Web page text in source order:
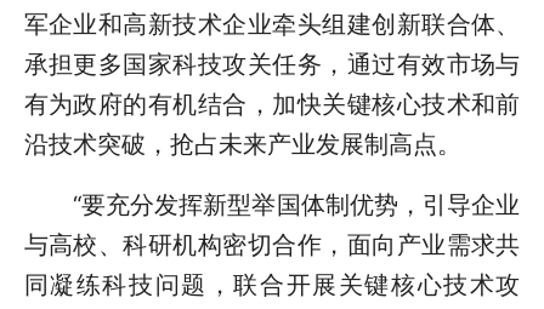
军企业和高新技术企业牵头组建创新联合体、
承担更多国家科技攻关任务，通过有效市场与
有为政府的有机结合，加快关键核心技术和前
沿技术突破，抢占未来产业发展制高点。
“要充分发挥新型举国体制优势，引导企业
与高校、科研机构密切合作，面向产业需求共
同凝练科技问题，联合开展关键核心技术攻